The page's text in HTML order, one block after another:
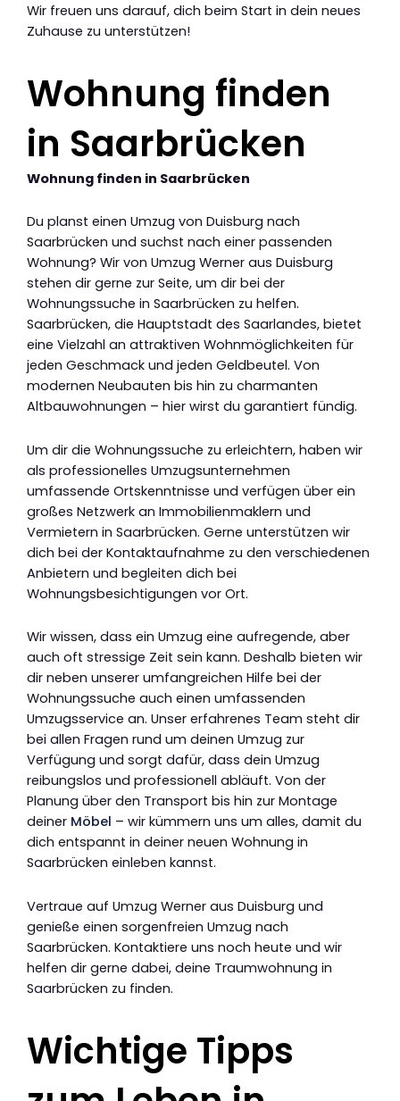
Wir freuen uns darauf, dich beim Start in dein neues
Zuhause zu unterstützen!
Wohnung finden
in Saarbrücken
Wohnung finden in Saarbrücken
Du planst einen Umzug von Duisburg nach
Saarbrücken und suchst nach einer passenden
Wohnung? Wir von Umzug Werner aus Duisburg
stehen dir gerne zur Seite, um dir bei der
Wohnungssuche in Saarbrücken zu helfen.
Saarbrücken, die Hauptstadt des Saarlandes, bietet
eine Vielzahl an attraktiven Wohnmöglichkeiten für
jeden Geschmack und jeden Geldbeutel. Von
modernen Neubauten bis hin zu charmanten
Altbauwohnungen – hier wirst du garantiert fündig.
Um dir die Wohnungssuche zu erleichtern, haben wir
als professionelles Umzugsunternehmen
umfassende Ortskenntnisse und verfügen über ein
großes Netzwerk an Immobilienmaklern und
Vermietern in Saarbrücken. Gerne unterstützen wir
dich bei der Kontaktaufnahme zu den verschiedenen
Anbietern und begleiten dich bei
Wohnungsbesichtigungen vor Ort.
Wir wissen, dass ein Umzug eine aufregende, aber
auch oft stressige Zeit sein kann. Deshalb bieten wir
dir neben unserer umfangreichen Hilfe bei der
Wohnungssuche auch einen umfassenden
Umzugsservice an. Unser erfahrenes Team steht dir
bei allen Fragen rund um deinen Umzug zur
Verfügung und sorgt dafür, dass dein Umzug
reibungslos und professionell abläuft. Von der
Planung über den Transport bis hin zur Montage
deiner Möbel – wir kümmern uns um alles, damit du
dich entspannt in deiner neuen Wohnung in
Saarbrücken einleben kannst.
Vertraue auf Umzug Werner aus Duisburg und
genieße einen sorgenfreien Umzug nach
Saarbrücken. Kontaktiere uns noch heute und wir
helfen dir gerne dabei, deine Traumwohnung in
Saarbrücken zu finden.
Wichtige Tipps